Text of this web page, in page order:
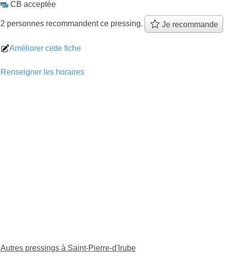
CB acceptée
2 personnes recommandentce pressing. Je recommande
Améliorer cette fiche
Renseigner les horaires
Autres pressings à Saint-Pierre-d'Irube